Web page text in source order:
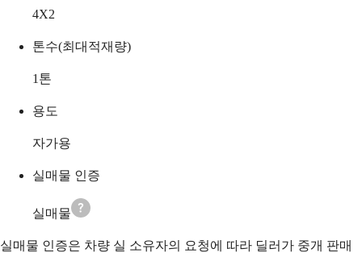
4X2
톤수(최대적재량)
1 톤
용도
자가용
실매물 인증
실매물
실매물 인증은 차량 실 소유자의 요청에 따라 딜러가 중개 판매